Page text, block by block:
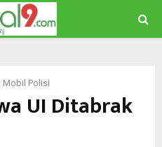
Mobil Polisi
UI Ditabrak